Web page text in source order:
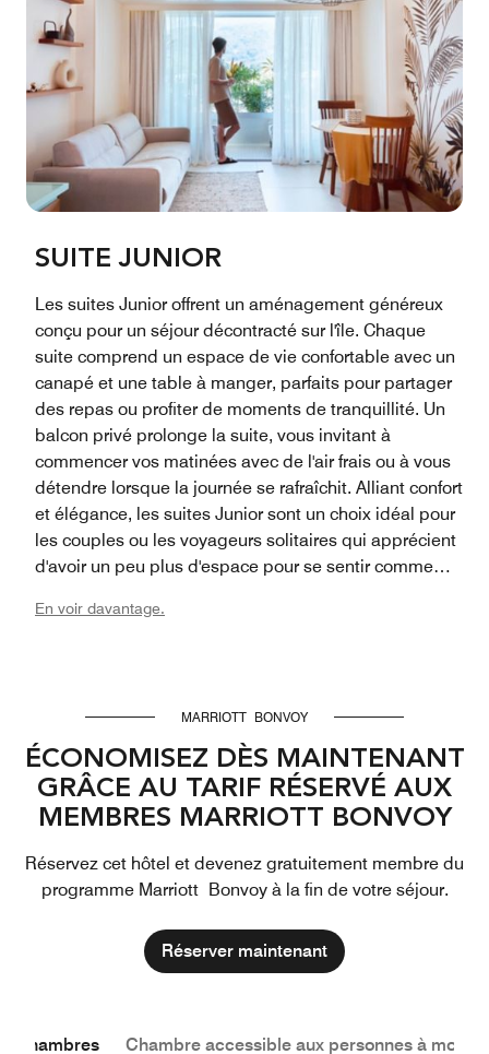
SUITE JUNIOR
Les suites Junior offrent un aménagement généreux
conçu pour un séjour décontracté sur l'île. Chaque
suite comprend un espace de vie confortable avec un
canapé et une table à manger, parfaits pour partager
des repas ou profiter de moments de tranquillité. Un
balcon privé prolonge la suite, vous invitant à
commencer vos matinées avec de l'air frais ou à vous
détendre lorsque la journée se rafraîchit. Alliant confort
et élégance, les suites Junior sont un choix idéal pour
les couples ou les voyageurs solitaires qui apprécient
d'avoir un peu plus d'espace pour se sentir comme
En voir davantage.
MARRIOTT BONVOY
ÉCONOMISEZ DÈS MAINTENANT
GRÂCE AU TARIF RÉSERVÉ AUX
MEMBRES MARRIOTT BONVOY
Réservez cet hôtel et devenez gratuitement membre du
programme Marriott Bonvoy à la fin de votre séjour.
Réserver maintenant
chambres Chambre accessible aux personnes à